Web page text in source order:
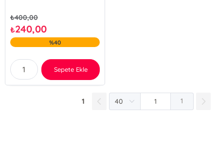
₺400,00
₺240,00
%40
Sepete Ekle
1 1